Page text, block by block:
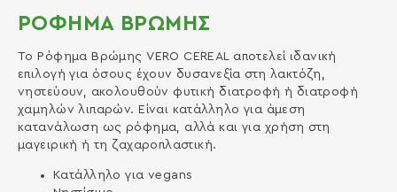
ΡΟΦΗΜΑ ΒΡΩΜΗΣ
Το Ρόφημα Βρώμης VERO CEREAL αποτελεί ιδανική
επιλογή για όσους έχουν δυσανεξία στη λακτόζη,
νηστεύουν, ακολουθούν φυτική διατροφή ή διατροφή
χαμηλών λιπαρών. Είναι κατάλληλο για άμεση
κατανάλωση ως ρόφημα, αλλά και για χρήση στη
μαγειρική ή τη ζαχαροπλαστική.
Κατάλληλο για vegans